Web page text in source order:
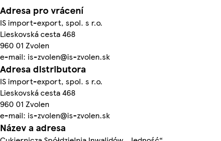
Adresa pro vrácení
IS import-export, spol. s r.o.
Lieskovská cesta 468
960 01 Zvolen
e-mail: is-zvolen@is-zvolen.sk
Adresa distributora
IS import-export, spol. s r.o.
Lieskovská cesta 468
960 01 Zvolen
e-mail: is-zvolen@is-zvolen.sk
Název a adresa